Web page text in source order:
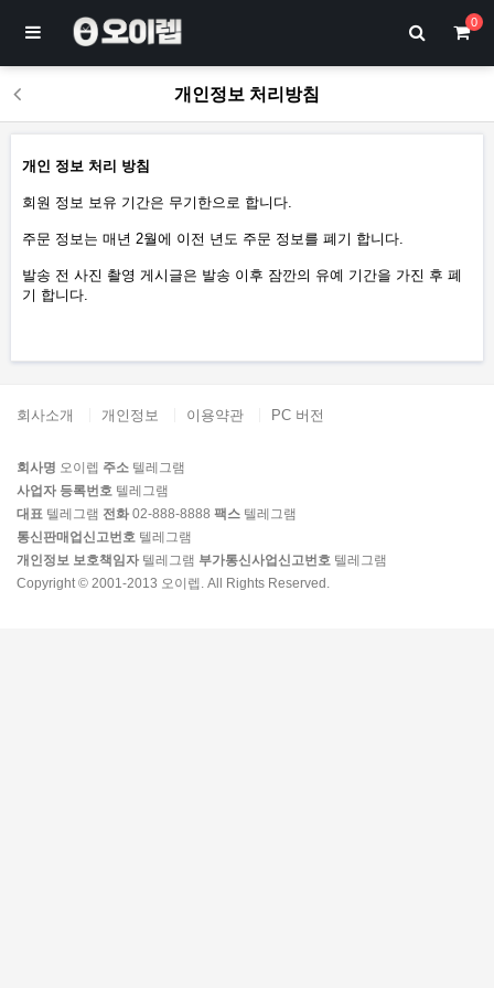
0
개인정보 처리방침
개인 정보 처리 방침
회원 정보 보유 기간은 무기한으로 합니다.
주문 정보는 매년 2월에 이전 년도 주문 정보를 폐기 합니다.
발송 전 사진 촬영 게시글은 발송 이후 잠깐의 유예 기간을 가진 후 폐
기 합니다.
회사소개 개인정보 이용약관 PC 버전
회사명 오이렙 주소 텔레그램
사업자 등록번호 텔레그램
대표 텔레그램 전화 02-888-8888 팩스 텔레그램
통신판매업신고번호 텔레그램
개인정보 보호책임자 텔레그램 부가통신사업신고번호 텔레그램
Copyright © 2001-2013 오이렙. All Rights Reserved.